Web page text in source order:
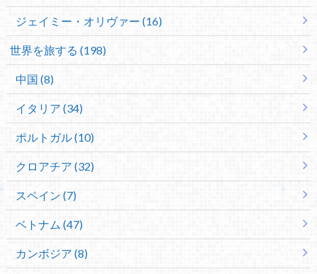
ジェイミー・オリヴァー (16)
世界を旅する (198)
中国 (8)
イタリア (34)
ポルトガル (10)
クロアチア (32)
スペイン (7)
ベトナム (47)
カンボジア (8)